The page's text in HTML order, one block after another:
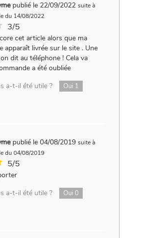
publié le 22/09/2022 suite à
du 14/08/2022
3/5
cet article alors que ma
apparaît livrée sur le site . Une
dit au téléphone ! Cela va
a été oubliée
a-t-il été utile ?
Oui 1
publié le 04/08/2019 suite à
du 04/08/2019
5/5
a-t-il été utile ?
Oui 0